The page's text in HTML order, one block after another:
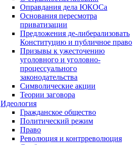
Оправдания дела ЮКОСа
Основания пересмотра
приватизации
Предложения де-либерализовать
Конституцию и публичное право
Призывы к ужесточению
уголовного и уголовно-
процессуального
законодательства
Символические акции
Теории заговора
Идеология
Гражданское общество
Политический режим
Право
Революция и контрреволюция